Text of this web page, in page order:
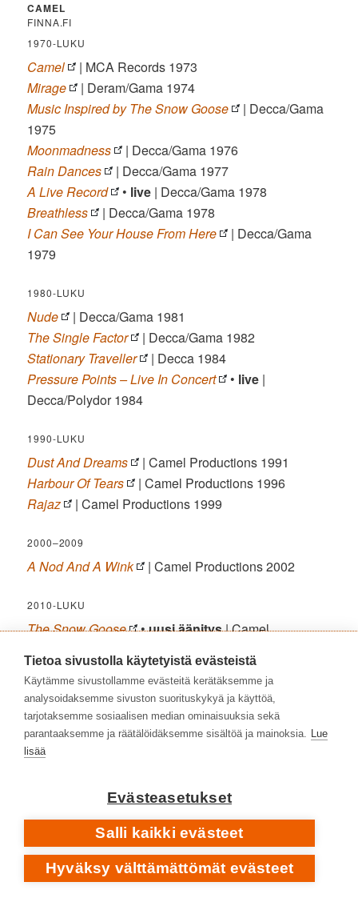
CAMEL
FINNA.FI
1970-LUKU
Camel
| MCA Records 1973
Mirage
| Deram/Gama 1974
Music Inspired by The Snow Goose
| Decca/Gama
1975
Moonmadness
| Decca/Gama 1976
Rain Dances
| Decca/Gama 1977
A Live Record
• live | Decca/Gama 1978
Breathless
| Decca/Gama 1978
I Can See Your House From Here
| Decca/Gama
1979
1980-LUKU
Nude
| Decca/Gama 1981
The Single Factor
| Decca/Gama 1982
Stationary Traveller
| Decca 1984
Pressure Points – Live In Concert
• live |
Decca/Polydor 1984
1990-LUKU
Dust And Dreams
| Camel Productions 1991
Harbour Of Tears
| Camel Productions 1996
Rajaz
| Camel Productions 1999
2000–2009
A Nod And A Wink | Camel Productions 2002
2010-LUKU
The Snow Goose •uusi äänitys| Camel
Live At The Royal Albert Hall• 2CD • DVD • Bluray •
live
| Camel Productions 2019
BOKSIT JA KOKOELMALEVYT
CAMEL
FINNA.FI
Lunar Sea – An Anthology 1973–1985
Decca 2001
Rainbow’s End – An Anthology 1973–1985
• 4CD |
Decca 2010
Long Ago, Far Away – The Recordings 1969–1971
Tietoa sivustolla käytetyistä evästeistä
Käytämme sivustollamme evästeitä kerätäksemme ja
analysoidaksemme sivuston suorituskykyä ja käyttöä,
tarjotaksemme sosiaalisen median ominaisuuksia sekä
parantaaksemme ja räätälöidäksemme sisältöä ja mainoksia. Lue
lisää
Evästeasetukset
Salli kaikki evästeet
Hyväksy välttämättömät evästeet